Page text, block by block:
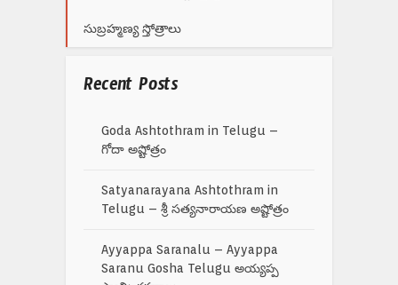
సుబ్రహ్మణ్య స్తోత్రాలు
Recent Posts
Goda Ashtothram in Telugu –
గోదా అష్టోత్రం
Satyanarayana Ashtothram in
Telugu – శ్రీ సత్యనారాయణ అష్టోత్రం
Ayyappa Saranalu – Ayyappa
Saranu Gosha Telugu అయ్యప్ప